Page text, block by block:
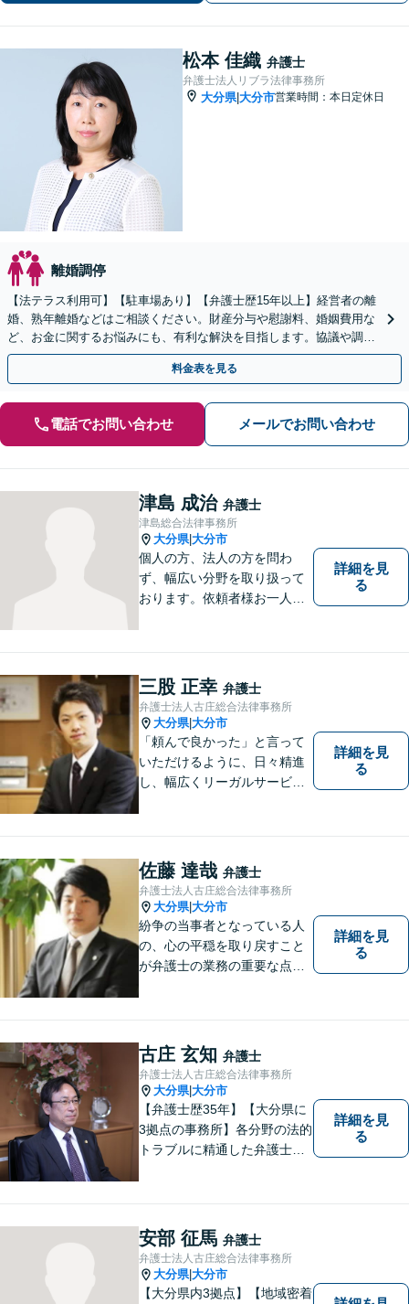
松本 佳織 弁護士
弁護士法人リブラ法律事務所
大分県|大分市営業時間：本日定休日
離婚調停
【法テラス利用可】【駐車場あり】【弁護士歴15年以上】経営者の離
婚、熟年離婚などはご相談ください。財産分与や慰謝料、婚姻費用な
ど、お金に関するお悩みにも、有利な解決を目指します。協議や調
停、訴訟で代理人として適切に交渉いたします【完全個室】
料金表を見る
電話でお問い合わせ メールでお問い合わせ
津島 成治 弁護士
津島総合法律事務所
大分県|大分市
個人の方、法人の方を問わ
ず、幅広い分野を取り扱って
おります。依頼者様お一人お
させていただきます。法律問
題でお困りの方はぜひご相談
ください。
詳細を見
る
三股 正幸 弁護士
弁護士法人古庄総合法律事務所
大分県|大分市
「頼んで良かった」と言って
いただけるように、日々精進
し、幅広くリーガルサービス
詳細を見
る
佐藤 達哉 弁護士
弁護士法人古庄総合法律事務所
大分県|大分市
紛争の当事者となっている人
の、心の平穏を取り戻すこと
が弁護士の業務の重要な点と
詳細を見
る
古庄 玄知 弁護士
弁護士法人古庄総合法律事務所
大分県|大分市
【弁護士歴35年】【大分県に
3拠点の事務所】各分野の法的
トラブルに精通した弁護士で
します。お気軽に相談しやす
いアットホームな雰囲気の事
務所です。
詳細を見
る
安部 征馬 弁護士
弁護士法人古庄総合法律事務所
大分県|大分市
【大分県内3拠点】【地域密着